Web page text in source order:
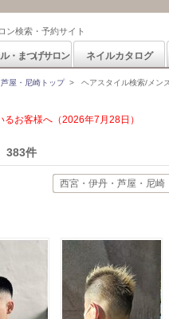
ン検索・予約サイト
・まつげサロン ネイルカタログ
屋・尼崎トップ> ヘアスタイル検索/メン
お客様へ（2026年7月28日）
383件
西宮・伊丹・芦屋・尼崎